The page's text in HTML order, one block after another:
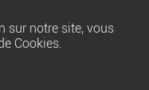
Gestion
sur notre site, vous
Cookies.